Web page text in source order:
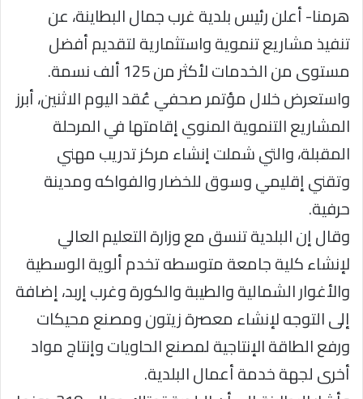
هرمنا- أعلن رئيس بلدية غرب جمال البطاينة، عن
تنفيذ مشاريع تنموية واستثمارية لتقديم أفضل
مستوى من الخدمات لأكثر من 125 ألف نسمة.
واستعرض خلال مؤتمر صحفي عُقد اليوم الاثنين، أبرز
المشاريع التنموية المنوي إقامتها في المرحلة
المقبلة، والتي شملت إنشاء مركز تدريب مهني
وتقني إقليمي وسوق للخضار والفواكه ومدينة
حرفية.
وقال إن البلدية تنسق مع وزارة التعليم العالي
لإنشاء كلية جامعة متوسطه تخدم ألوية الوسطية
والأغوار الشمالية والطيبة والكورة وغرب إربد، إضافة
إلى التوجه لإنشاء معصرة زيتون ومصنع محيكات
ورفع الطاقة الإنتاجية لمصنع الحاويات وإنتاج مواد
أخرى لجهة خدمة أعمال البلدية.